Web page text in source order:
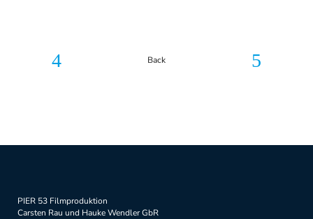
Back
PIER 53 Filmproduktion
Carsten Rau und Hauke Wendler GbR